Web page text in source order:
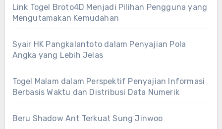
Link Togel Broto4D Menjadi Pilihan Pengguna yang
Mengutamakan Kemudahan
Syair HK Pangkalantoto dalam Penyajian Pola
Angka yang Lebih Jelas
Togel Malam dalam Perspektif Penyajian Informasi
Berbasis Waktu dan Distribusi Data Numerik
Beru Shadow Ant Terkuat Sung Jinwoo